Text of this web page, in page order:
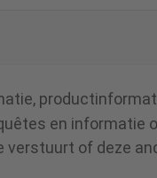
en informatie
of deze